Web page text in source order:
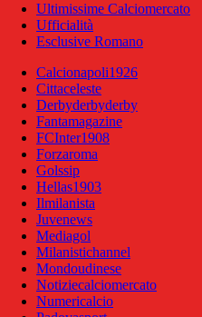
Ultimissime Calciomercato
Ufficialità
Esclusive Romano
Calcionapoli1926
Cittaceleste
Derbyderbyderby
Fantamagazine
FCInter1908
Forzaroma
Golssip
Hellas1903
Ilmilanista
Juvenews
Mediagol
Milanistichannel
Mondoudinese
Notiziecalciomercato
Numericalcio